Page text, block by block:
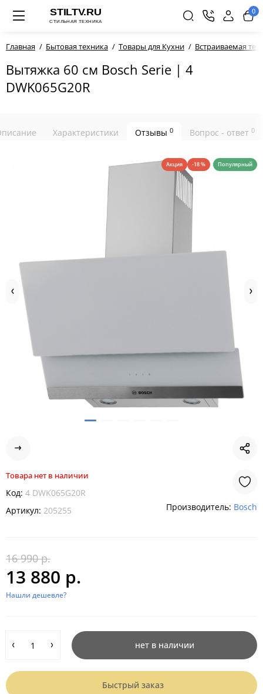
0
Главная Бытовая техника Товары для Кухни Встраиваемая
Вытяжка 60 см Bosch Serie | 4
DWK065G20R
Характеристики Отзывы 0 Вопрос - ответ 0
Акция -18 % Популярный
Товара нет в наличии
Код: 4 DWK065G20R
Артикул: 205255 Производитель: Bosch
16 990 р.
13 880 р.
Нашли дешевле?
нет в наличии
Быстрый заказ